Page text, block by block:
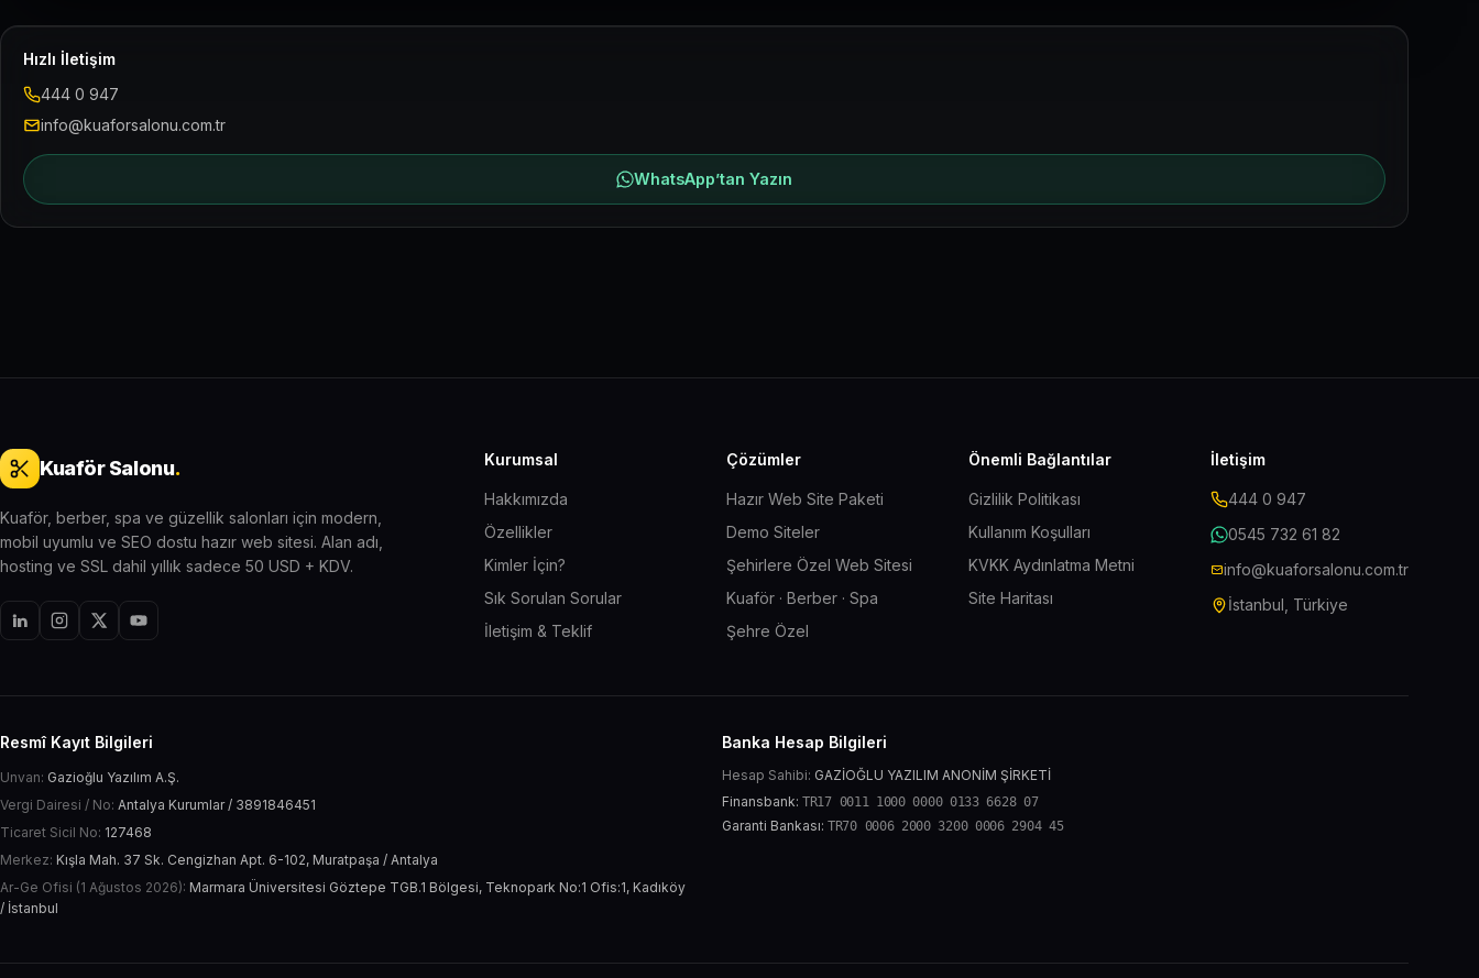
Hızlı İletişim
444 0 947
info@kuaforsalonu.com.tr
WhatsApp’tan Yazın
Kuaför Salonu.
Kuaför, berber, spa ve güzellik salonları için modern,
mobil uyumlu ve SEO dostu hazır web sitesi. Alan adı,
hosting ve SSL dahil yıllık sadece 50 USD + KDV.
Kurumsal
Hakkımızda
Özellikler
Kimler İçin?
Sık Sorulan Sorular
İletişim & Teklif
Çözümler
Hazır Web Site Paketi
Demo Siteler
Şehirlere Özel Web Sitesi
Kuaför · Berber · Spa
Şehre Özel
Önemli Bağlantılar
Gizlilik Politikası
Kullanım Koşulları
KVKK Aydınlatma Metni
Site Haritası
İletişim
444 0 947
0545 732 61 82
info@kuaforsalonu.com.tr
İstanbul, Türkiye
Resmî Kayıt Bilgileri
Unvan: Gazioğlu Yazılım A.Ş.
Vergi Dairesi / No: Antalya Kurumlar / 3891846451
Ticaret Sicil No: 127468
Merkez: Kışla Mah. 37 Sk. Cengizhan Apt. 6-102, Muratpaşa / Antalya
Ar-Ge Ofisi (1 Ağustos 2026): Marmara Üniversitesi Göztepe TGB.1 Bölgesi, Teknopark No:1 Ofis:1, Kadıköy
/ İstanbul
Banka Hesap Bilgileri
Hesap Sahibi: GAZİOĞLU YAZILIM ANONİM ŞİRKETİ
Finansbank: TR17 0011 1000 0000 0133 6628 07
Garanti Bankası: TR70 0006 2000 3200 0006 2904 45